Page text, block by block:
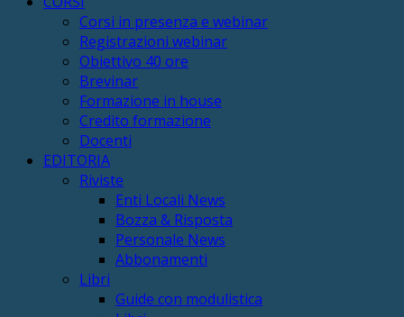
Corsi in presenza e webinar
Registrazioni webinar
Obiettivo 40 ore
Brevinar
Formazione in house
Credito formazione
Docenti
EDITORIA
Riviste
Enti Locali News
Bozza & Risposta
Personale News
Abbonamenti
Libri
Guide con modulistica